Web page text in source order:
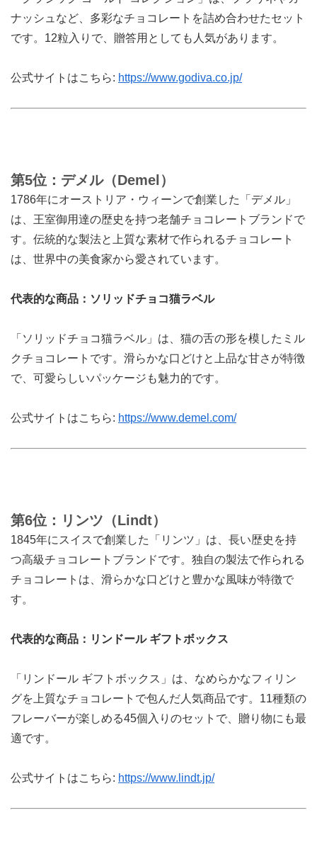
ナッシュなど、多彩なチョコレートを詰め合わせたセット
です。12粒入りで、贈答用としても人気があります。
公式サイトはこちら: https://www.godiva.co.jp/
第5位：デメル（Demel）
1786年にオーストリア・ウィーンで創業した「デメル」
は、王室御用達の歴史を持つ老舗チョコレートブランドで
す。伝統的な製法と上質な素材で作られるチョコレート
は、世界中の美食家から愛されています。
代表的な商品：ソリッドチョコ猫ラベル
「ソリッドチョコ猫ラベル」は、猫の舌の形を模したミル
クチョコレートです。滑らかな口どけと上品な甘さが特徴
で、可愛らしいパッケージも魅力的です。
公式サイトはこちら: https://www.demel.com/
第6位：リンツ（Lindt）
1845年にスイスで創業した「リンツ」は、長い歴史を持
つ高級チョコレートブランドです。独自の製法で作られる
チョコレートは、滑らかな口どけと豊かな風味が特徴で
す。
代表的な商品：リンドール ギフトボックス
「リンドール ギフトボックス」は、なめらかなフィリン
グを上質なチョコレートで包んだ人気商品です。11種類の
フレーバーが楽しめる45個入りのセットで、贈り物にも最
適です。
公式サイトはこちら: https://www.lindt.jp/